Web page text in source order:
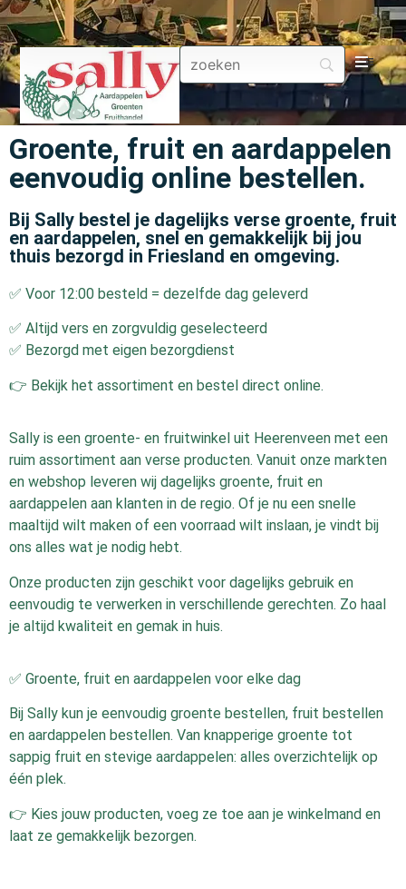
Groente, fruit en aardappelen
eenvoudig online bestellen.
Bij Sally bestel je dagelijks verse groente, fruit
en aardappelen, snel en gemakkelijk bij jou
thuis bezorgd in Friesland en omgeving.
✅ Voor 12:00 besteld = dezelfde dag geleverd
✅ Altijd vers en zorgvuldig geselecteerd
✅ Bezorgd met eigen bezorgdienst
👉 Bekijk het assortiment en bestel direct online.
Sally is een groente- en fruitwinkel uit Heerenveen met een
ruim assortiment aan verse producten. Vanuit onze markten
en webshop leveren wij dagelijks groente, fruit en
aardappelen aan klanten in de regio. Of je nu een snelle
maaltijd wilt maken of een voorraad wilt inslaan, je vindt bij
ons alles wat je nodig hebt.
Onze producten zijn geschikt voor dagelijks gebruik en
eenvoudig te verwerken in verschillende gerechten. Zo haal
je altijd kwaliteit en gemak in huis.
✅ Groente, fruit en aardappelen voor elke dag
Bij Sally kun je eenvoudig groente bestellen, fruit bestellen
en aardappelen bestellen. Van knapperige groente tot
sappig fruit en stevige aardappelen: alles overzichtelijk op
één plek.
👉 Kies jouw producten, voeg ze toe aan je winkelmand en
laat ze gemakkelijk bezorgen.